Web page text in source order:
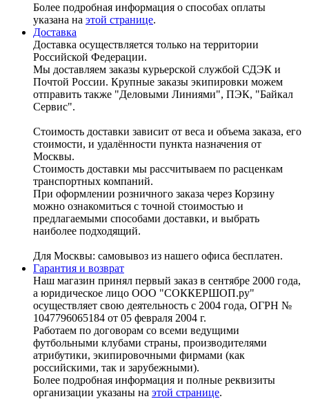
Более подробная информация о способах оплаты
указана на этой странице.
Доставка
Доставка осуществляется только на территории
Российской Федерации.
Мы доставляем заказы курьерской службой СДЭК и
Почтой России. Крупные заказы экипировки можем
отправить также "Деловыми Линиями", ПЭК, "Байкал
Сервис".
Стоимость доставки зависит от веса и объема заказа, его
стоимости, и удалённости пункта назначения от
Москвы.
Стоимость доставки мы рассчитываем по расценкам
транспортных компаний.
При оформлении розничного заказа через Корзину
можно ознакомиться с точной стоимостью и
предлагаемыми способами доставки, и выбрать
наиболее подходящий.
Для Москвы: самовывоз из нашего офиса бесплатен.
Гарантия и возврат
Наш магазин принял первый заказ в сентябре 2000 года,
а юридическое лицо ООО "СОККЕРШОП.ру"
осуществляет свою деятельность с 2004 года, ОГРН №
1047796065184 от 05 февраля 2004 г.
Работаем по договорам со всеми ведущими
футбольными клубами страны, производителями
атрибутики, экипировочными фирмами (как
российскими, так и зарубежными).
Более подробная информация и полные реквизиты
организации указаны на этой странице.